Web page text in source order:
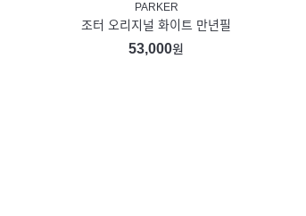
PARKER
조터 오리지널 화이트 만년필
53,000원